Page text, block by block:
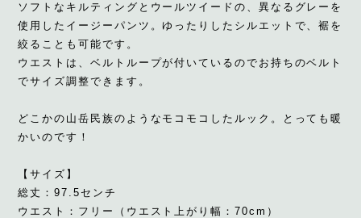
ソフトなキルティングとウールツイードの、異なるグレーを
使用したイージーパンツ。ゆったりしたシルエットで、裾を
絞ることも可能です。
ウエストは、ベルトループが付いているのでお持ちのベルト
でサイズ調整できます。
どこかの山岳民族のようなモコモコしたルック。とっても暖
かいのです！
【サイズ】
総丈：97.5センチ
ウエスト：フリー（ウエスト上がり幅：70cm）